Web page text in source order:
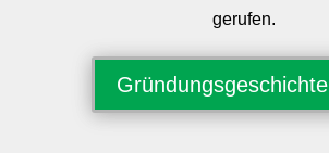
gerufen.
Gründungsgeschichte